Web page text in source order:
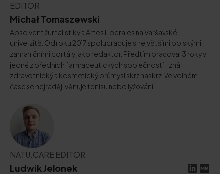
EDITOR
Michał Tomaszewski
Absolvent žurnalistiky a Artes Liberales na Varšavské
univerzitě. Od roku 2017 spolupracuje s největšími polskými i
zahraničními portály jako redaktor. Předtím pracoval 3 roky v
jedné z předních farmaceutických společností - zná
zdravotnický a kosmetický průmysl skrz naskrz. Ve volném
čase se nejraději věnuje tenisu nebo lyžování.
NATU.CARE EDITOR
Ludwik Jelonek